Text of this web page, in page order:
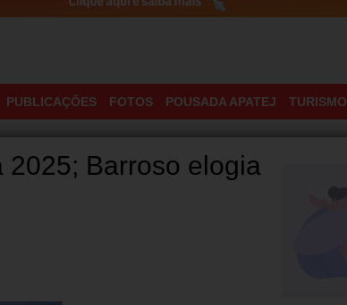
PUBLICAÇÕES FOTOS POUSADA APATEJ TURISMO
2025; Barroso elogia